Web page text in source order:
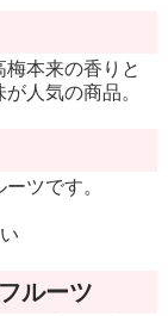
本来の香りと
人気の商品。
ツです。
ルーツ